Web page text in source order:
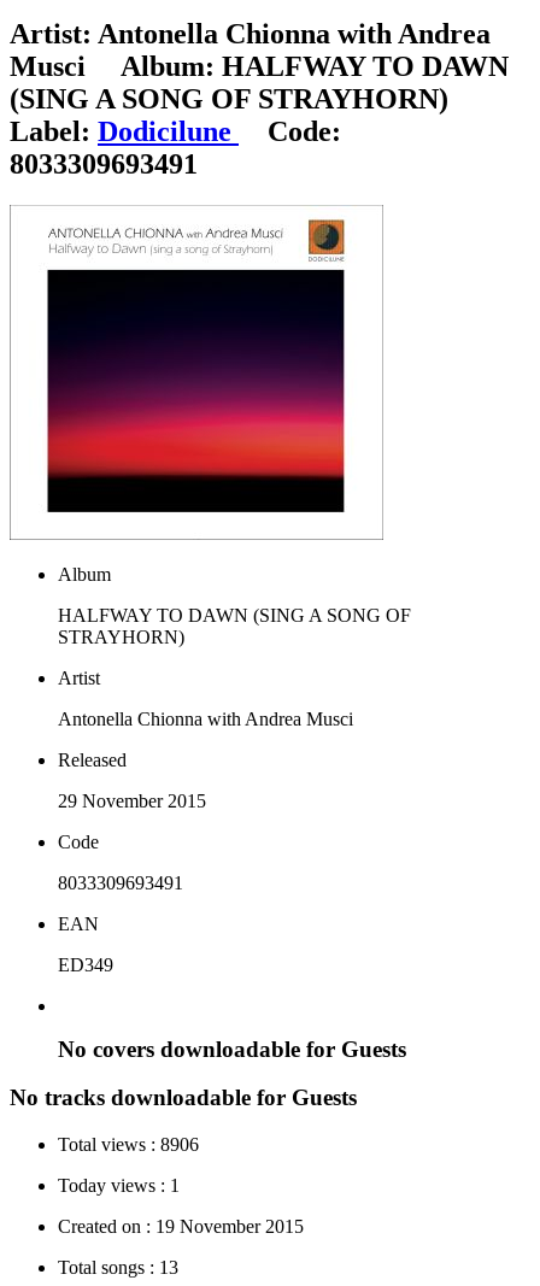
Artist: Antonella Chionna with Andrea
Musci Album: HALFWAY TO DAWN
(SING A SONG OF STRAYHORN)
Label: Dodicilune
Code:
8033309693491
Album
HALFWAY TO DAWN (SING A SONG OF
STRAYHORN)
Artist
Antonella Chionna with Andrea Musci
Released
29 November 2015
Code
8033309693491
EAN
ED349
No covers downloadable for Guests
No tracks downloadable for Guests
Total views : 8906
Today views : 1
Created on : 19 November 2015
Total songs : 13